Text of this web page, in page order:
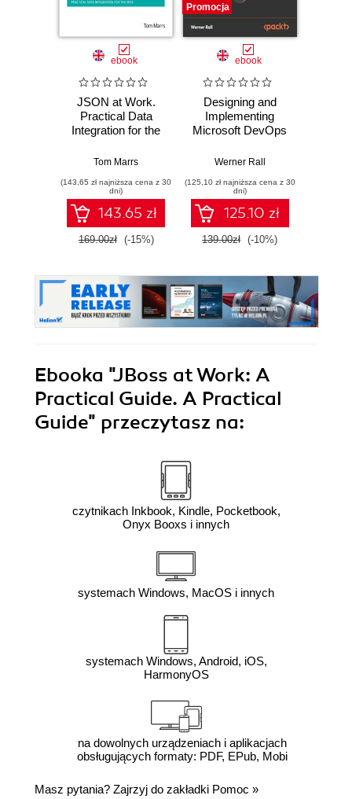
ebook
JSON at Work.
Practical Data
Integration for the
Tom Marrs
(143,65 zł najniższa cena z 30
dni)
143.65 zł
169.00zł (-15%)
Promocja
ebook
Designing and
Implementing
Microsoft DevOps
Certification Guide.
DevOps expertise,
pass the AZ-400
with confidence,
and boost your
cloud career
Werner Rall
(125,10 zł najniższa cena z 30
dni)
125.10 zł
139.00zł (-10%)
Ebooka "JBoss at Work: A
Practical Guide. A Practical
Guide" przeczytasz na:
czytnikach Inkbook, Kindle, Pocketbook,
Onyx Booxs i innych
systemach Windows, MacOS i innych
systemach Windows, Android, iOS,
HarmonyOS
na dowolnych urządzeniach i aplikacjach
obsługujących formaty: PDF, EPub, Mobi
Masz pytania? Zajrzyj do zakładki Pomoc »